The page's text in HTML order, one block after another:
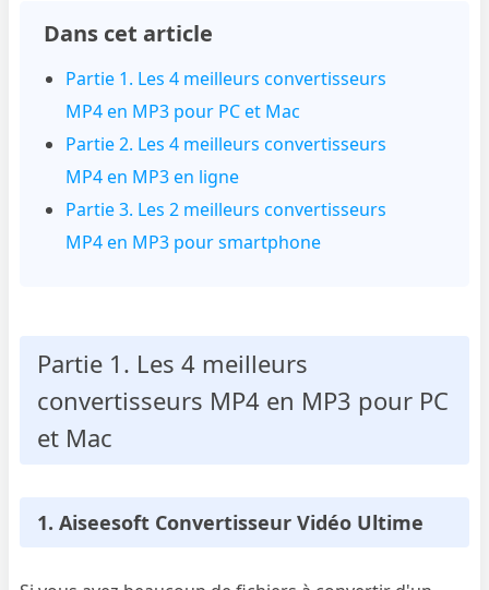
Dans cet article
Partie 1. Les 4 meilleurs convertisseurs
MP4 en MP3 pour PC et Mac
Partie 2. Les 4 meilleurs convertisseurs
MP4 en MP3 en ligne
Partie 3. Les 2 meilleurs convertisseurs
MP4 en MP3 pour smartphone
Partie 1. Les 4 meilleurs
convertisseurs MP4 en MP3 pour PC
et Mac
1. Aiseesoft Convertisseur Vidéo Ultime